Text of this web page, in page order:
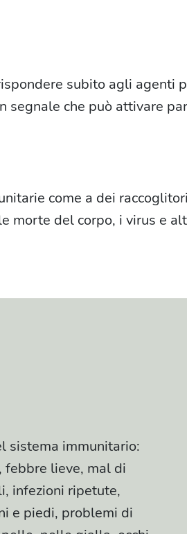
subito agli agenti
segnale che può attivare
come a dei
morte del corpo, i virus e
sistema immunitario:
febbre lieve, mal di
infezioni ripetute,
e piedi, problemi di